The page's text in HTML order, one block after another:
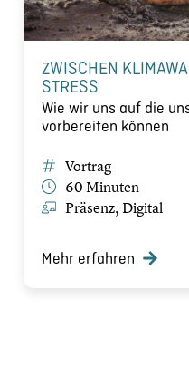
ZWISCHEN
STRESS
Wie wir uns auf die
vorbereiten können
Vortrag
60 Minuten
Präsenz, Digital
Mehr erfahren